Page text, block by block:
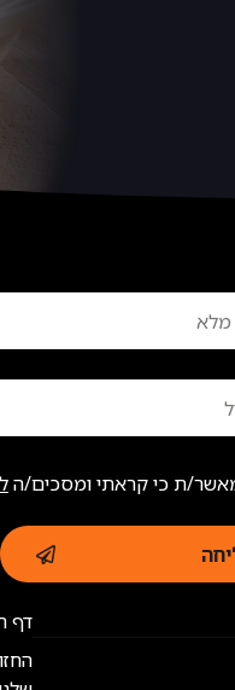
ת כי קראתי ומסכים/ה
דף